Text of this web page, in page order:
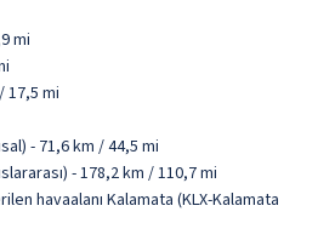
mi
17,5 mi
- 71,6 km / 44,5 mi
- 178,2 km / 110,7 mi
havaalanı Kalamata (KLX-Kalamata